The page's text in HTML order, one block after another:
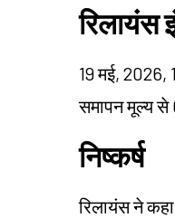
रिलायंस
19 मई, 2026,
समापन मूल्य
निष्कर्ष
रिलायंस ने